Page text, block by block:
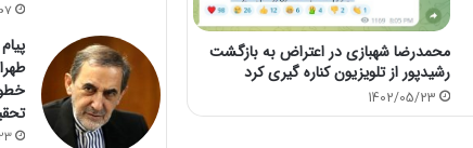
محمدرضا شهبازی در اعتراض به بازگشت
رشیدپور از تلویزیون کناره گیری کرد
1402/05/23